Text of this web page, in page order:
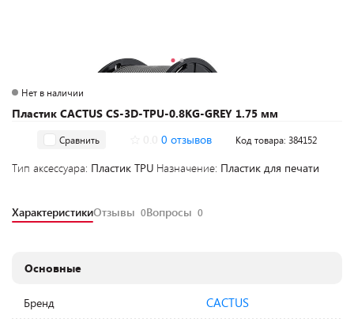
Пластик CACTUS CS-3D-TPU-0.8KG-GREY 1.75 мм
Нет в наличии
Сравнить 0 отзывов Код товара: 384152
Тип аксессуара: Пластик TPU Назначение: Пластик для печати
ХарактеристикиОтзывы 0Вопросы 0
Основные
Бренд CACTUS